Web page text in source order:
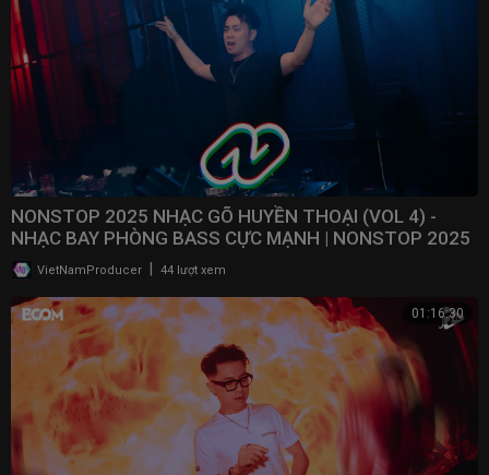
NONSTOP 2025 NHẠC GÕ HUYỀN THOẠI (VOL 4) -
NHẠC BAY PHÒNG BASS CỰC MẠNH | NONSTOP 2025
VINAHOUSE
VietNamProducer 44 lượt xem
01:16:30